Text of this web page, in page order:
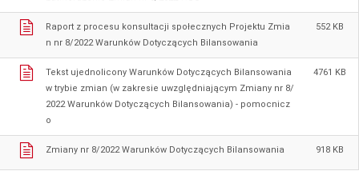
Raport z procesu konsultacji społecznych Projektu Zmia
n nr 8/2022 Warunków Dotyczących Bilansowania
552 KB
Tekst ujednolicony Warunków Dotyczących Bilansowania
w trybie zmian (w zakresie uwzględniającym Zmiany nr 8/
2022 Warunków Dotyczących Bilansowania) - pomocnicz
o
4761 KB
Zmiany nr 8/2022 Warunków Dotyczących Bilansowania 918 KB